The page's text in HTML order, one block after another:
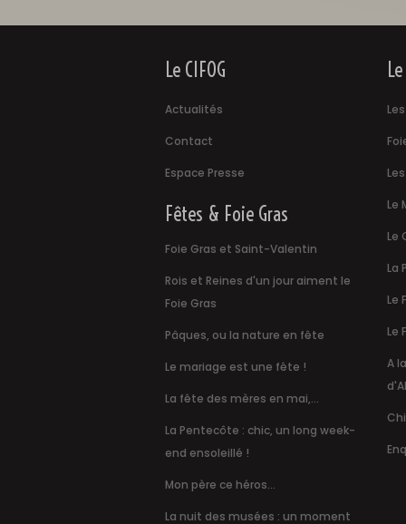
Le CIFOG
Actualités
Contact
Espace Presse
Fêtes & Foie Gras
Foie Gras et Saint-Valentin
Rois et Reines d'un jour aiment le
Foie Gras
Pâques, ou la nature en fête
Le mariage est une fête !
La fête des mères en mai,...
La Pentecôte : chic, un long week-
end ensoleillé !
Mon père ce héros...
La nuit des musées : un moment
Le
Le
La
Le
Le
A